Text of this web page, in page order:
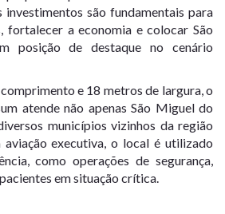
investimentos são fundamentais para
fortalecer a economia e colocar São
posição de destaque no cenário
e 18 metros de largura, o
atende não apenas São Miguel do
municípios vizinhos da região
executiva, o local é utilizado
como operações de segurança,
em situação crítica.